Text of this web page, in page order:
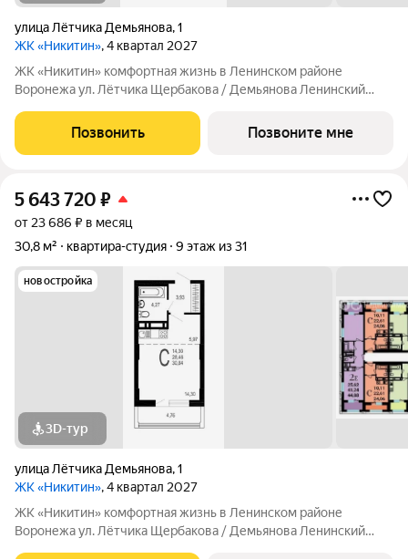
улица Лётчика Демьянова,1
ЖК «Никитин», 4 квартал 2027
ЖК «Никитин» комфортная жизнь в Ленинском районе
Воронежа ул. Лётчика Щербакова / Демьянова Ленинский
Современный жилой комплекс в тихом центре города. Рядом
цирк, парк им. Дурова, ТЦ,
Позвонить Позвоните мне
5 643 720 ₽
от 23 686 ₽ в месяц
30,8 м²
квартира-студия 9 этаж из 31
новостройка
3D-тур
улица Лётчика Демьянова,1
ЖК «Никитин», 4 квартал 2027
ЖК «Никитин» комфортная жизнь в Ленинском районе
Воронежа ул. Лётчика Щербакова / Демьянова Ленинский